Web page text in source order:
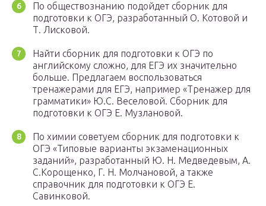
По обществознанию подойдет сборник для
подготовки к ОГЭ, разработанный О. Котовой и
Т. Лисковой.
Найти сборник для подготовки к ОГЭ по
английскому сложно, для ЕГЭ их значительно
больше. Предлагаем воспользоваться
тренажерами для ЕГЭ, например «‎Тренажер для
грамматики» Ю.С. Веселовой. Сборник для
подготовки к ОГЭ Е. Музлановой.
По химии советуем сборник для подготовки к
ОГЭ «Типовые варианты экзаменационных
заданий», разработанный Ю. Н. Медведевым, А.
С.Корощенко, Г. Н. Молчановой, а также
справочник для подготовки к ОГЭ Е.
Савинковой.